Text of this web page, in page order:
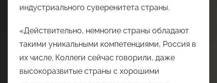
индустриального суверенитета страны.
«Действительно, немногие страны обладают
такими уникальными компетенциями, Россия в
их числе. Коллеги сейчас говорили, даже
высокоразвитые страны с хорошими